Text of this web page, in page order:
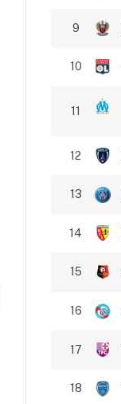
9
10
11
12
13
14
15
16
17
18